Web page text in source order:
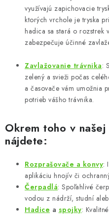
využívajú zapichovacie
ktorých vrchole je tryska
hadica sa stará o rozstrek
zabezpečuje účinné
Zavlažovanie trávnika:
zelený a svieži počas
a časovače vám umožnia
potrieb vášho trávnika.
Okrem toho v
nájdete:
Rozprašovače a konvy:
aplikáciu hnojív či
Čerpadlá: Spoľahlivé
vodou z nádrží, studní
Hadice a spojky: